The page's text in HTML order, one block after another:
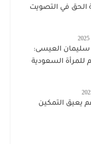
الحق في التصويت
سليمان العيسى:
للمرأة السعودية
يعيق التمكين